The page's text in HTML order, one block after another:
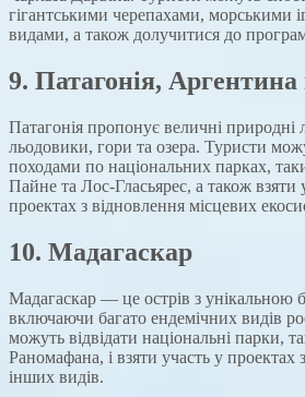
гігантськими черепахами, морськими
видами, а також долучитися до
9. Патагонія, Аргентина
Патагонія пропонує величні
льодовики, гори та озера. Туристи
походами по національних парках,
Пайне та Лос-Гласьярес, а також взяти
проектах з відновлення місцевих
10. Мадагаскар
Мадагаскар — це острів з унікальною
включаючи багато ендемічних видів
можуть відвідати національні парки,
Раномафана, і взяти участь у проектах
інших видів.